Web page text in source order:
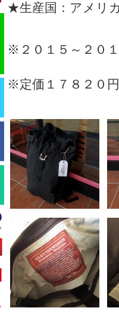
★生産国：アメリ
※２０１５～２０
※定価１７８２０